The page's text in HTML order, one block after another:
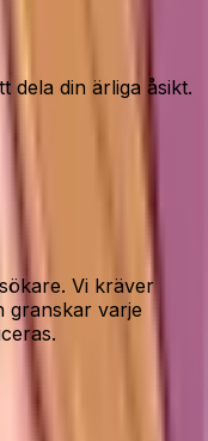
dela din ärliga åsikt.
Vi kräver
granskar varje